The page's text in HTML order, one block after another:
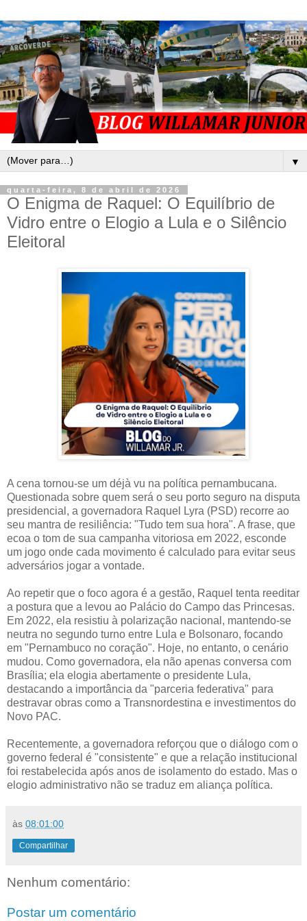
▼
quarta-feira, 8 de abril de 2026
O Enigma de Raquel: O Equilíbrio de
Vidro entre o Elogio a Lula e o Silêncio
Eleitoral
A cena tornou-se um déjà vu na política pernambucana.
Questionada sobre quem será o seu porto seguro na disputa
presidencial, a governadora Raquel Lyra (PSD) recorre ao
seu mantra de resiliência: "Tudo tem sua hora". A frase, que
ecoa o tom de sua campanha vitoriosa em 2022, esconde
um jogo onde cada movimento é calculado para evitar seus
adversários jogar a vontade.
Ao repetir que o foco agora é a gestão, Raquel tenta reeditar
a postura que a levou ao Palácio do Campo das Princesas.
Em 2022, ela resistiu à polarização nacional, mantendo-se
neutra no segundo turno entre Lula e Bolsonaro, focando
em "Pernambuco no coração". Hoje, no entanto, o cenário
mudou. Como governadora, ela não apenas conversa com
Brasília; ela elogia abertamente o presidente Lula,
destacando a importância da "parceria federativa" para
destravar obras como a Transnordestina e investimentos do
Novo PAC.
Recentemente, a governadora reforçou que o diálogo com o
governo federal é "consistente" e que a relação institucional
foi restabelecida após anos de isolamento do estado. Mas o
elogio administrativo não se traduz em aliança política.
às 08:01:00
Compartilhar
Nenhum comentário:
Postar um comentário